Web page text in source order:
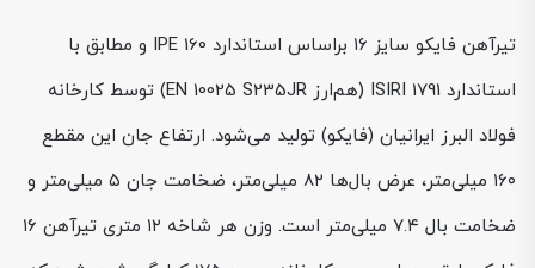
تیرآهن فایکو سایز ۱۶ براساس استاندارد IPE 160 و مطابق با
استاندارد ISIRI 1791 (هم‌ارز EN 10025 S235JR) توسط کارخانه
فولاد البرز ایرانیان (فایکو) تولید می‌شود. ارتفاع جان این مقطع
۱۶۰ میلی‌متر، عرض بال‌ها ۸۲ میلی‌متر، ضخامت جان ۵ میلی‌متر و
ضخامت بال ۷.۴ میلی‌متر است. وزن هر شاخه ۱۲ متری تیرآهن ۱۶